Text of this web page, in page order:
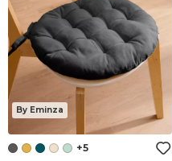
By Eminza
+5